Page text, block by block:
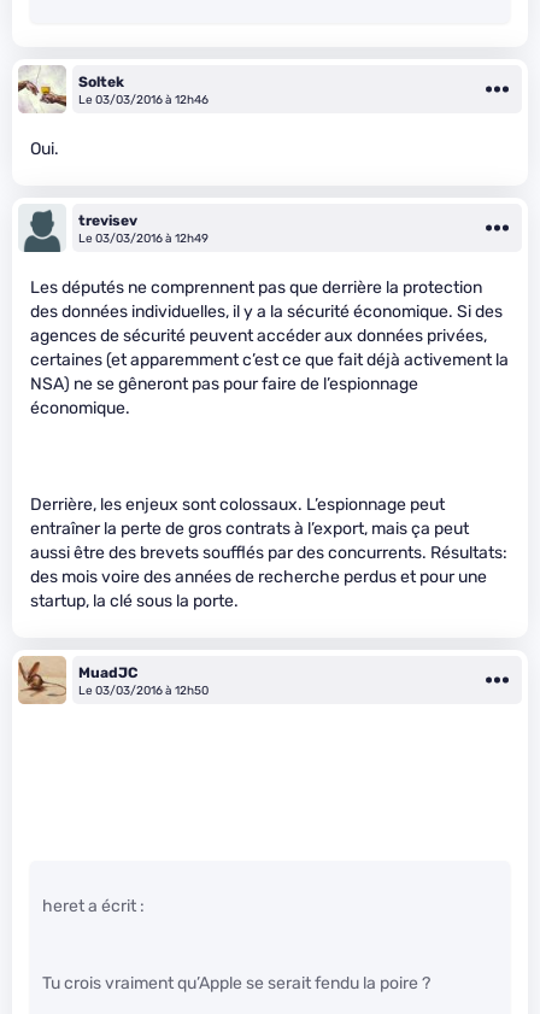
Soltek
Le 03/03/2016 à 12h46
Oui.
trevisev
Le 03/03/2016 à 12h49
Les députés ne comprennent pas que derrière la protection
des données individuelles, il y a la sécurité économique. Si des
agences de sécurité peuvent accéder aux données privées,
certaines (et apparemment c’est ce que fait déjà activement la
NSA) ne se gêneront pas pour faire de l’espionnage
économique.
Derrière, les enjeux sont colossaux. L’espionnage peut
entraîner la perte de gros contrats à l’export, mais ça peut
aussi être des brevets soufflés par des concurrents. Résultats:
des mois voire des années de recherche perdus et pour une
startup, la clé sous la porte.
MuadJC
Le 03/03/2016 à 12h50
heret a écrit :
Tu crois vraiment qu’Apple se serait fendu la poire ?